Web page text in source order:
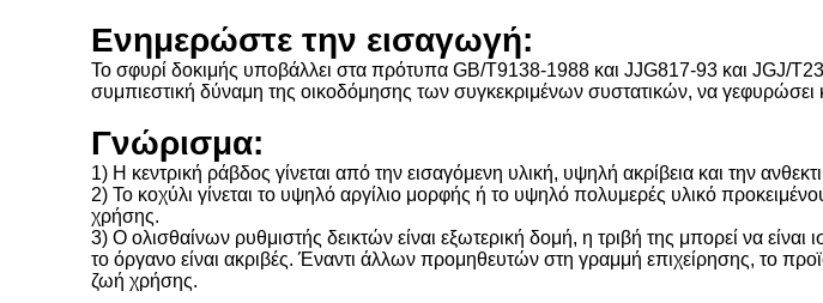
Ενημερώστε την εισαγωγή:
Το σφυρί δοκιμής υποβάλλει στα πρότυπα GB/T9138-1988 και JJG817-93 και JGJ/
συμπιεστική δύναμη της οικοδόμησης των συγκεκριμένων συστατικών, να γεφυρώσει
Γνώρισμα:
1) Η κεντρική ράβδος γίνεται από την εισαγόμενη υλική, υψηλή ακρίβεια και την
2) Το κοχύλι γίνεται το υψηλό αργίλιο μορφής ή το υψηλό πολυμερές υλικό
χρήσης.
3) Ο ολισθαίνων ρυθμιστής δεικτών είναι εξωτερική δομή, η τριβή της μπορεί να
το όργανο είναι ακριβές. Έναντι άλλων προμηθευτών στη γραμμή επιχείρησης, το
ζωή χρήσης.